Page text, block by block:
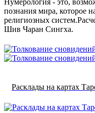
Нумерология - это,
познания мира, которое
религиозных
Шив Чаран Сингха.
Расклады на картах